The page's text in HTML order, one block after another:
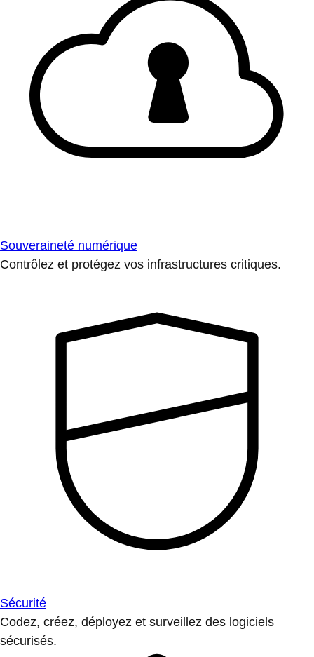
Souveraineté numérique
Contrôlez et protégez vos infrastructures critiques.
Sécurité
Codez, créez, déployez et surveillez des logiciels
sécurisés.